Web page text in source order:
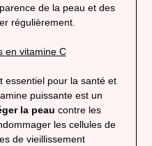
de la peau et des
régulièrement.
en vitamine C
essentiel pour la santé et
puissante est un
la peau contre les
les cellules de
de vieillissement